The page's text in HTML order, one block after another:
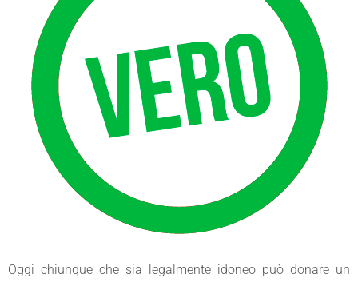
Oggi chiunque che sia legalmente idoneo può donare un